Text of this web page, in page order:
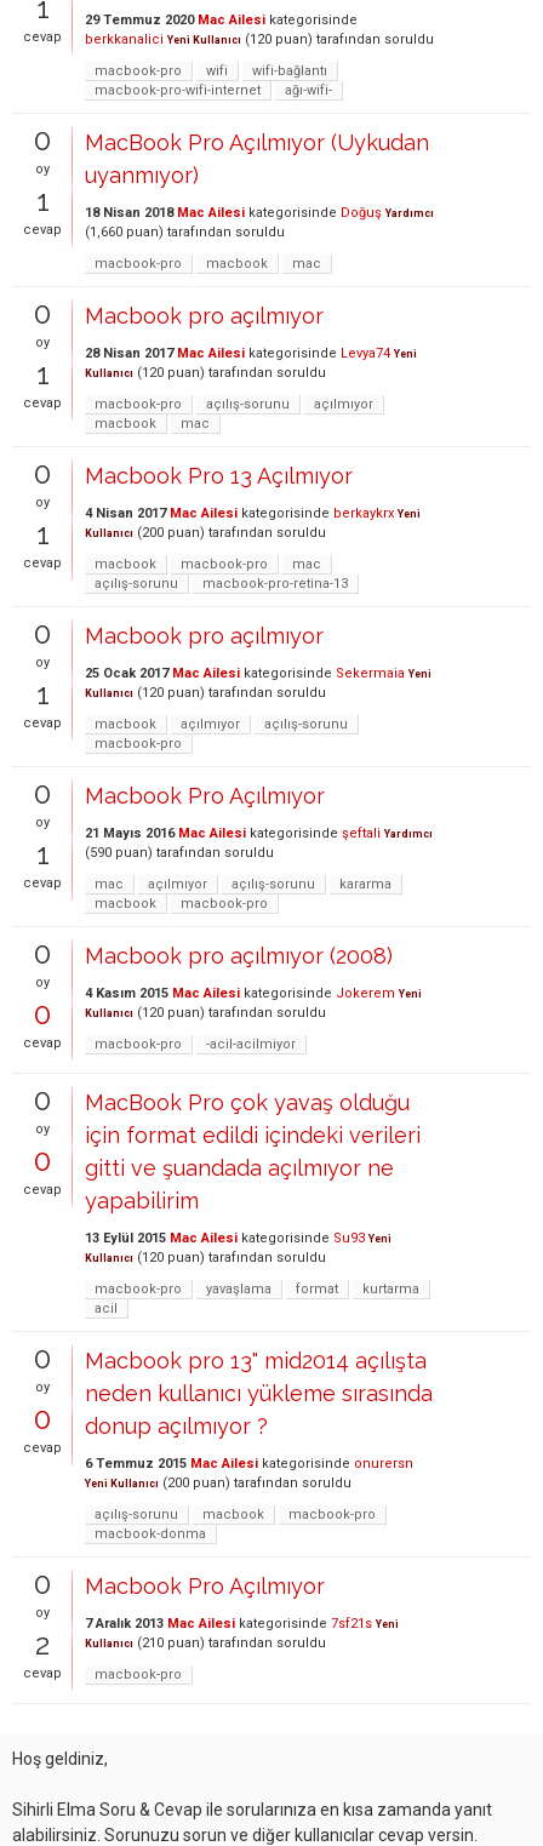
1
cevap
29 Temmuz 2020 Mac Ailesi kategorisinde
berkkanalici Yeni Kullanıcı (120 puan) tarafından soruldu
macbook-pro
wifi
wifi-bağlantı
macbook-pro-wifi-internet
ağı-wifi-
0
oy
1
cevap
MacBook Pro Açılmıyor (Uykudan
uyanmıyor)
18 Nisan 2018 Mac Ailesi kategorisinde Doğuş Yardımcı
(1,660 puan) tarafından soruldu
macbook-pro
macbook mac
0
oy
1
cevap
Macbook pro açılmıyor
28 Nisan 2017 Mac Ailesi kategorisinde Levya74 Yeni
Kullanıcı (120 puan) tarafından soruldu
macbook-pro
açılış-sorunu
açılmıyor
macbook
mac
0
oy
1
cevap
Macbook Pro 13 Açılmıyor
4 Nisan 2017 Mac Ailesi kategorisinde berkaykrx Yeni
Kullanıcı (200 puan) tarafından soruldu
macbook
macbook-pro
mac
açılış-sorunu
macbook-pro-retina-13
0
oy
1
cevap
Macbook pro açılmıyor
25 Ocak 2017 Mac Ailesi kategorisinde Sekermaia Yeni
Kullanıcı (120 puan) tarafından soruldu
macbook
açılmıyor
açılış-sorunu
macbook-pro
0
oy
1
cevap
Macbook Pro Açılmıyor
21 Mayıs 2016 Mac Ailesi kategorisinde şeftali Yardımcı
(590 puan) tarafından soruldu
mac
açılmıyor açılış-sorunu
kararma
macbook
macbook-pro
0
oy
0
cevap
Macbook pro açılmıyor (2008)
4 Kasım 2015 Mac Ailesi kategorisinde Jokerem Yeni
Kullanıcı (120 puan) tarafından soruldu
macbook-pro
-acil-acilmiyor
0
oy
0
cevap
MacBook Pro çok yavaş olduğu
için format edildi içindeki verileri
gitti ve şuandada açılmıyor ne
yapabilirim
13 Eylül 2015 Mac Ailesi kategorisinde Su93 Yeni
Kullanıcı (120 puan) tarafından soruldu
macbook-pro
yavaşlama format
kurtarma
acil
0
oy
0
cevap
Macbook pro 13" mid2014 açılışta
neden kullanıcı yükleme sırasında
donup açılmıyor ?
6 Temmuz 2015 Mac Ailesi kategorisinde onurersn
Yeni Kullanıcı (200 puan) tarafından soruldu
açılış-sorunu
macbook
macbook-pro
macbook-donma
0
oy
2
cevap
Macbook Pro Açılmıyor
7 Aralık 2013 Mac Ailesi kategorisinde 7sf21s Yeni
Kullanıcı (210 puan) tarafından soruldu
macbook-pro
Hoş geldiniz,
Sihirli Elma Soru & Cevap ile sorularınıza en kısa zamanda yanıt
alabilirsiniz. Sorunuzu sorun ve diğer kullanıcılar cevap versin.